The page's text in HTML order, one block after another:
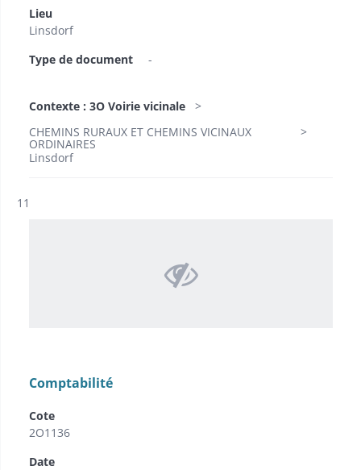
Lieu
Linsdorf
Type de document
-
Contexte : 3O Voirie vicinale
CHEMINS RURAUX ET CHEMINS VICINAUX
ORDINAIRES
Linsdorf
Résultat n°
11
Comptabilité
Cote
2O1136
Date